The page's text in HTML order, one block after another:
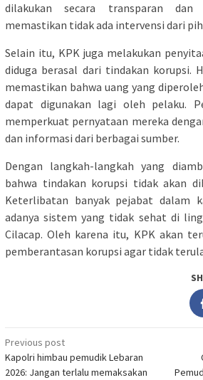
dilakukan secara transparan dan
memastikan tidak ada intervensi dari
Selain itu, KPK juga melakukan
diduga berasal dari tindakan korupsi.
memastikan bahwa uang yang
dapat digunakan lagi oleh pelaku.
memperkuat pernyataan mereka
dan informasi dari berbagai sumber.
Dengan langkah-langkah yang
bahwa tindakan korupsi tidak akan
Keterlibatan banyak pejabat dalam
adanya sistem yang tidak sehat di
Cilacap. Oleh karena itu, KPK akan
pemberantasan korupsi agar tidak
Post
navigation
Previous post
Kapolri himbau pemudik Lebaran
2026: Jangan terlalu memaksakan